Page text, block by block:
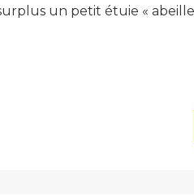
un petit étuie « abeille